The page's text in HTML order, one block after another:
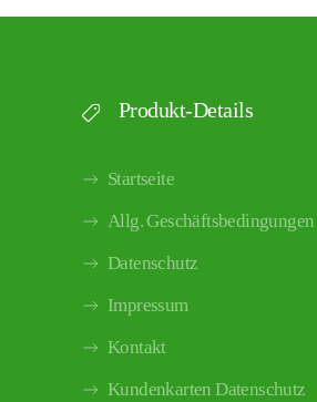
Produkt-Details
Startseite
Allg. Geschäftsbedingungen
Datenschutz
Impressum
Kontakt
Kundenkarten Datenschutz